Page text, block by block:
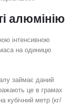
алюмінію
інтенсивною
на одиницю
займає даний
це в грамах
кубічний метр (кг/